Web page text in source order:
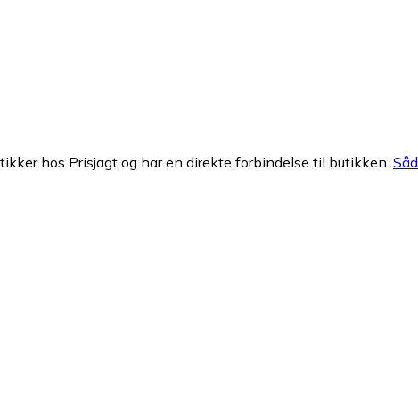
hos Prisjagt og har en direkte forbindelse til butikken.